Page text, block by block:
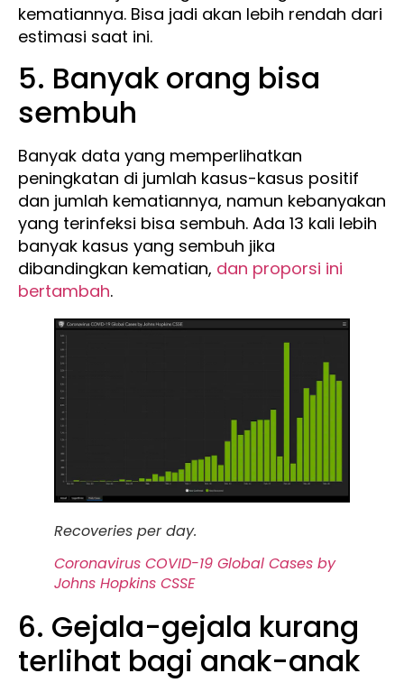
kematiannya. Bisa jadi akan lebih rendah dari
estimasi saat ini.
5. Banyak orang bisa
sembuh
Banyak data yang memperlihatkan
peningkatan di jumlah kasus-kasus positif
dan jumlah kematiannya, namun kebanyakan
yang terinfeksi bisa sembuh. Ada 13 kali lebih
banyak kasus yang sembuh jika
dibandingkan kematian, dan proporsi ini
bertambah.
Recoveries per day.
Coronavirus COVID-19 Global Cases by
Johns Hopkins CSSE
6. Gejala-gejala kurang
terlihat bagi anak-anak